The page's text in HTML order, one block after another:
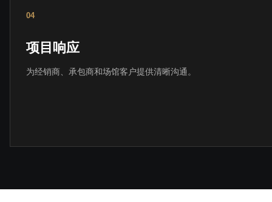
04
项目响应
为经销商、承包商和场馆客户提供清晰沟通。